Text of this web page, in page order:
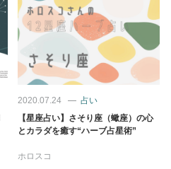
2020.07.24
占い
【星座占い】さそり座（蠍座）の心
とカラダを癒す“ハーブ占星術”
ホロスコ